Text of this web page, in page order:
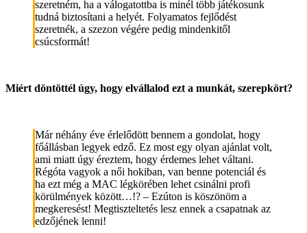
szeretném, ha a válogatottba is minél több játékosunk
tudná biztosítani a helyét. Folyamatos fejlődést
szeretnék, a szezon végére pedig mindenkitől
csúcsformát!
Miért döntöttél úgy, hogy elvállalod ezt a munkát, szerepkört?
Már néhány éve érlelődött bennem a gondolat, hogy
főállásban legyek edző. Ez most egy olyan ajánlat volt,
ami miatt úgy éreztem, hogy érdemes lehet váltani.
Régóta vagyok a női hokiban, van benne potenciál és
ha ezt még a MAC légkörében lehet csinálni profi
körülmények között…!? – Ezúton is köszönöm a
megkeresést! Megtiszteltetés lesz ennek a csapatnak az
edzőjének lenni!